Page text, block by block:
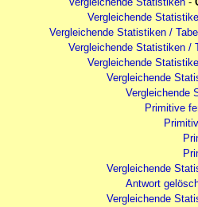
Vergleichende
Vergleichende Statistiken /
Vergleichende Statistiken /
Vergleichende
Vergleichende
Vergleichende
Primitive
Vergleichende
Antwort
Vergleichende